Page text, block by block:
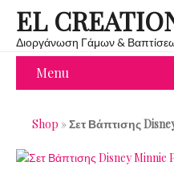
EL
Διοργάνωση Γάμων &
Menu
Shop »Σετ Βάπτισης